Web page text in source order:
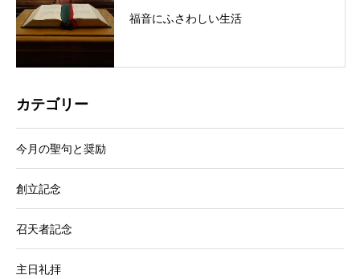
福音にふさわしい生活
カテゴリー
今月の聖句と奨励
創立記念
召天者記念
主日礼拝